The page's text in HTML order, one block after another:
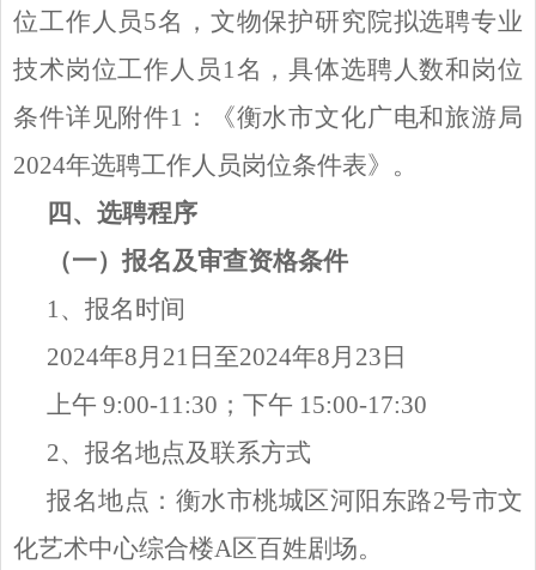
位工作人员5名，文物保护研究院拟选聘专业
技术岗位工作人员1名，具体选聘人数和岗位
条件详见附件1：《衡水市文化广电和旅游局
2024年选聘工作人员岗位条件表》。
四、选聘程序
（一）报名及审查资格条件
1、报名时间
2024年8月21日至2024年8月23日
上午 9:00-11:30；下午 15:00-17:30
2、报名地点及联系方式
报名地点：衡水市桃城区河阳东路2号市文
化艺术中心综合楼A区百姓剧场。